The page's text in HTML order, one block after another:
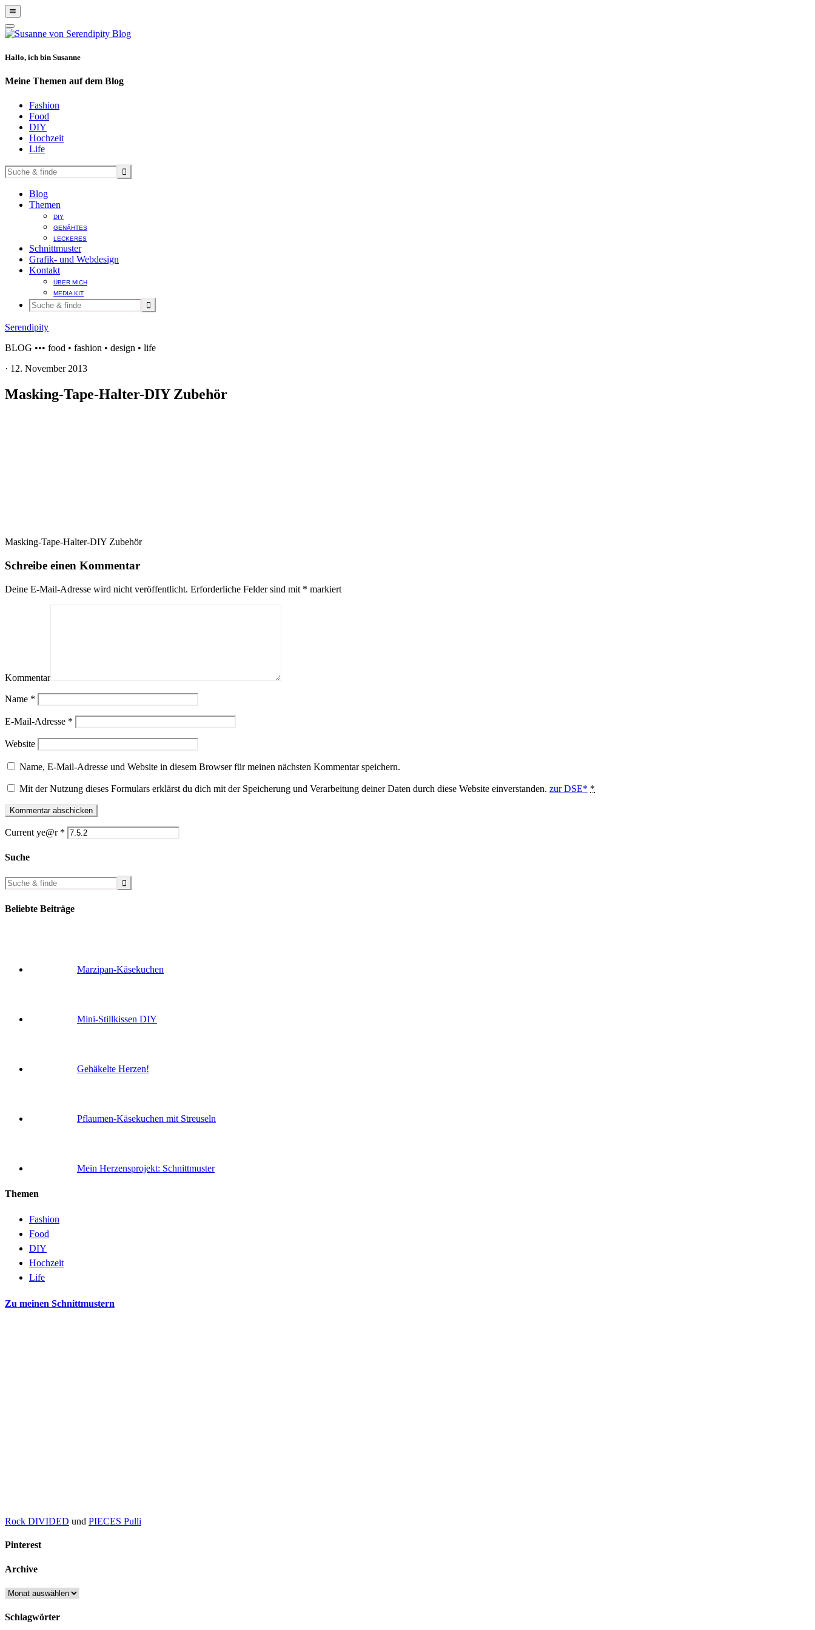
Show
Offscreen
Content
Hide
Offscreen
Hallo, ich bin Susanne
Meine Themen auf dem Blog
Fashion
Food
DIY
Hochzeit
Life
Blog
Themen
DIY
GENÄHTES
LECKERES
Schnittmuster
Grafik- und Webdesign
Kontakt
ÜBER MICH
MEDIA KIT
Serendipity
BLOG ••• food • fashion • design • life
· 12. November 2013
Masking-Tape-Halter-DIY Zubehör
Masking-Tape-Halter-DIY Zubehör
Schreibe einen Kommentar
Deine E-Mail-Adresse wird nicht veröffentlicht. Erforderliche Felder sind mit * markiert
Kommentar
Name *
E-Mail-Adresse *
Website
Name, E-Mail-Adresse und Website in diesem Browser für meinen nächsten Kommentar speichern.
Mit der Nutzung dieses Formulars erklärst du dich mit der Speicherung und Verarbeitung deiner Daten durch diese Website einverstanden. zur DSE* *
Current ye@r *
Suche
Beliebte Beiträge
Marzipan-Käsekuchen
Mini-Stillkissen DIY
Gehäkelte Herzen!
Pflaumen-Käsekuchen mit Streuseln
Mein Herzensprojekt: Schnittmuster
Themen
Fashion
Food
DIY
Hochzeit
Life
Zu meinen Schnittmustern
Rock DIVIDED und PIECES Pulli
Pinterest
Archive
Archive
Schlagwörter